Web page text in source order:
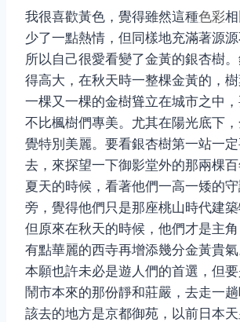
我很喜歡黃色，覺得雖然這種色彩
少了一點熱情，但同樣地充滿著源源
所以自己很愛看變了金黃的銀杏樹
得高大，在秋天時一整棵金黃的，
一棵又一棵的金樹聳立在城市之中
不比楓樹們專美。尤其在陽光底下
覺特別美麗。要看銀杏樹第一站一
去，來探望一下御影堂外的那兩棵
夏天的時候，看著他們一高一矮的
旁，覺得他們只是那座桃山時代建築
但原來在秋天的時候，他們才是主
有點華麗的西寺再增添幾分金黃貴
本願也許未必是遊人們的首選，但
鬧市本來的那份靜和莊嚴，去走一
該去的地方是京都御苑，以前日本